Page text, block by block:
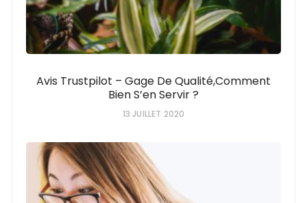
Avis Trustpilot – Gage De Qualité,comment
Bien S’en Servir ?
13 JUILLET 2020